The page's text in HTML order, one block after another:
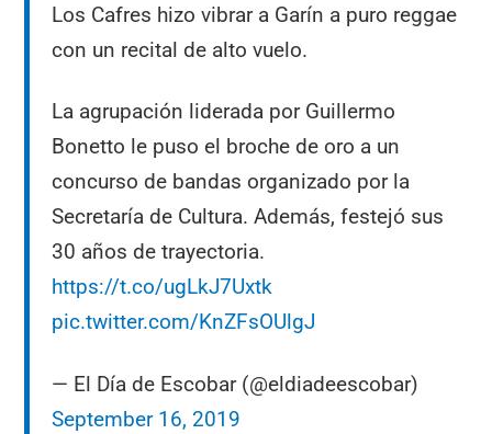
Los Cafres hizo vibrar a Garín a puro reggae
con un recital de alto vuelo.
La agrupación liderada por Guillermo
Bonetto le puso el broche de oro a un
concurso de bandas organizado por la
Secretaría de Cultura. Además, festejó sus
30 años de trayectoria.
https://t.co/ugLkJ7Uxtk
pic.twitter.com/KnZFsOUlgJ
— El Día de Escobar (@eldiadeescobar)
September 16, 2019